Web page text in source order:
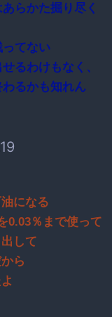
らかた掘り尽く
てない
るわけもなく、
るかも知れん
になる
0.03％まで使って
して
ら